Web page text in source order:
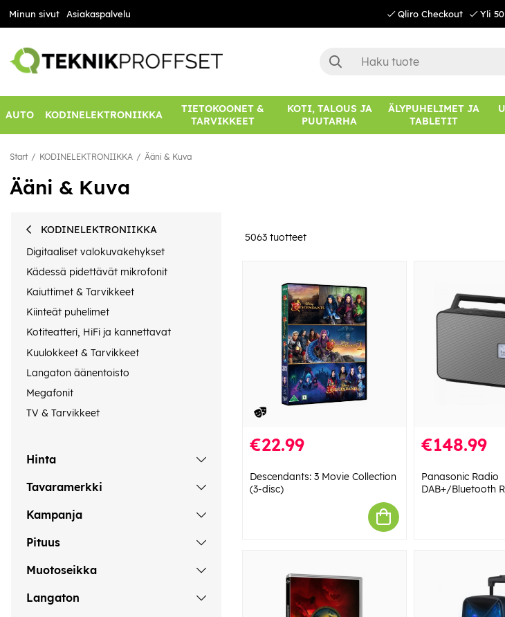
Minun sivut Asiakaspalvelu Qliro Checkout Yli
AUTO KODINELEKTRONIIKKA
TIETOKOONET &
TARVIKKEET
KOTI, TALOUS JA
PUUTARHA
ÄLYPUHELIMET JA
TABLETIT
Start KODINELEKTRONIIKKA Ääni & Kuva
Ääni & Kuva
KODINELEKTRONIIKKA
Digitaaliset valokuvakehykset
Kädessä pidettävät mikrofonit
Kaiuttimet & Tarvikkeet
Kiinteät puhelimet
Kotiteatteri, HiFi ja kannettavat
Kuulokkeet & Tarvikkeet
Langaton äänentoisto
Megafonit
TV & Tarvikkeet
Hinta
Tavaramerkki
Kampanja
Pituus
Muotoseikka
Langaton
5063 tuotteet
€22.99
Descendants: 3 Movie Collection
(3-disc)
€148.99
Panasonic Radio
DAB+/Bluetooth